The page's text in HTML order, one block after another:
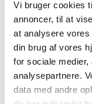
Vi bruger cookies
annoncer, til at
at analysere
din brug af vores
for sociale medier,
analysepartnere.
data med andre
Produkt information
Slidstærkt som et
DROPS Fabel er et 4
det let kan vaskes i
I modsætning til
blødere og finere
meget mere end
Både Print og Long